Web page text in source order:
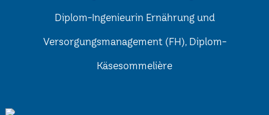
Diplom-Ingenieurin Ernährung und
Versorgungsmanagement (FH), Diplom-
Käsesommelière